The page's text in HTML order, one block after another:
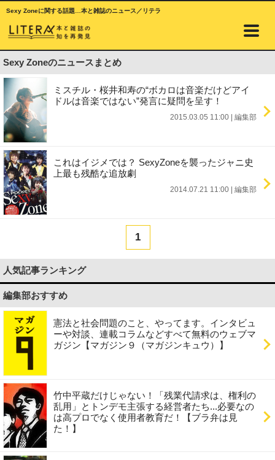
Sexy Zoneに関する話題…本と雑誌のニュース／リテラ
Sexy Zoneのニュースまとめ
ミスチル・桜井和寿の“ボカロは音楽だけどアイ
ドルは音楽ではない”発言に疑問を呈す！
2015.03.05 11:00 編集部
これはイジメでは？ SexyZoneを襲ったジャニ史
上最も残酷な追放劇
2014.07.21 11:00 編集部
1
人気記事ランキング
編集部おすすめ
憲法と社会問題のこと、やってます。インタビュ
ーや対談、連載コラムなどすべて無料のウェブマ
ガジン【マガジン９（マガジンキュウ）】
竹中平蔵だけじゃない！「残業代請求は、権利の
乱用」とトンデモ主張する経営者たち...必要なの
は高プロでなく使用者教育だ！【ブラ弁は見
た！】